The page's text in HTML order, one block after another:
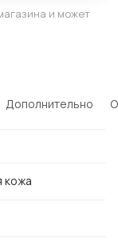
и может
Дополнительно
кожа